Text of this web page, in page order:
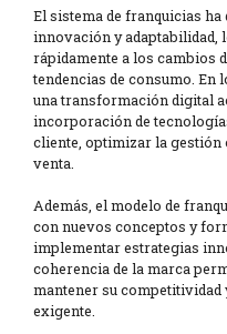
El sistema de franquicias ha
innovación y adaptabilidad,
rápidamente a los cambios
tendencias de consumo. En
una transformación digital
incorporación de
cliente, optimizar la gestión
venta.
Además, el modelo de
con nuevos conceptos y
implementar estrategias
coherencia de la marca
mantener su competitividad
exigente.